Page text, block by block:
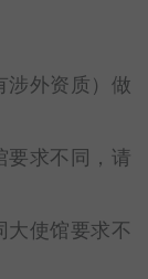
涉外资质）做
要求不同，请
大使馆要求不